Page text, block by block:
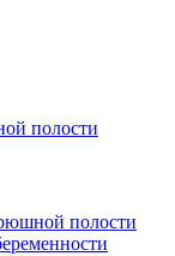
полости
полости